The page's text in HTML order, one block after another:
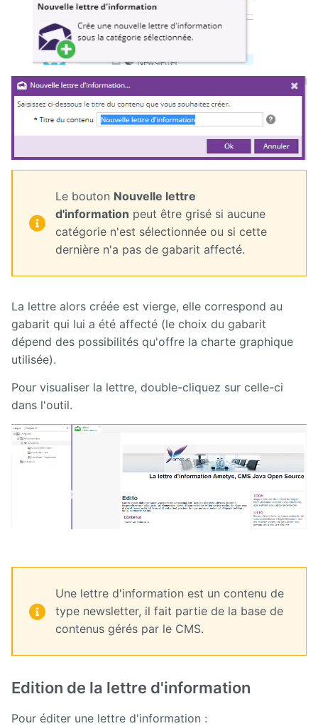
Le bouton Nouvelle lettre
d'information peut être grisé si aucune
catégorie n'est sélectionnée ou si cette
dernière n'a pas de gabarit affecté.
La lettre alors créée est vierge, elle correspond au
gabarit qui lui a été affecté (le choix du gabarit
dépend des possibilités qu'offre la charte graphique
utilisée).
Pour visualiser la lettre, double-cliquez sur celle-ci
dans l'outil.
Une lettre d'information est un contenu de
type newsletter, il fait partie de la base de
contenus gérés par le CMS.
Edition de la lettre d'information
Pour éditer une lettre d'information :